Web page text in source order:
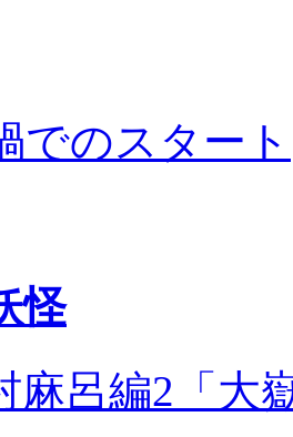
でのスタート
怪
麻呂編2「大